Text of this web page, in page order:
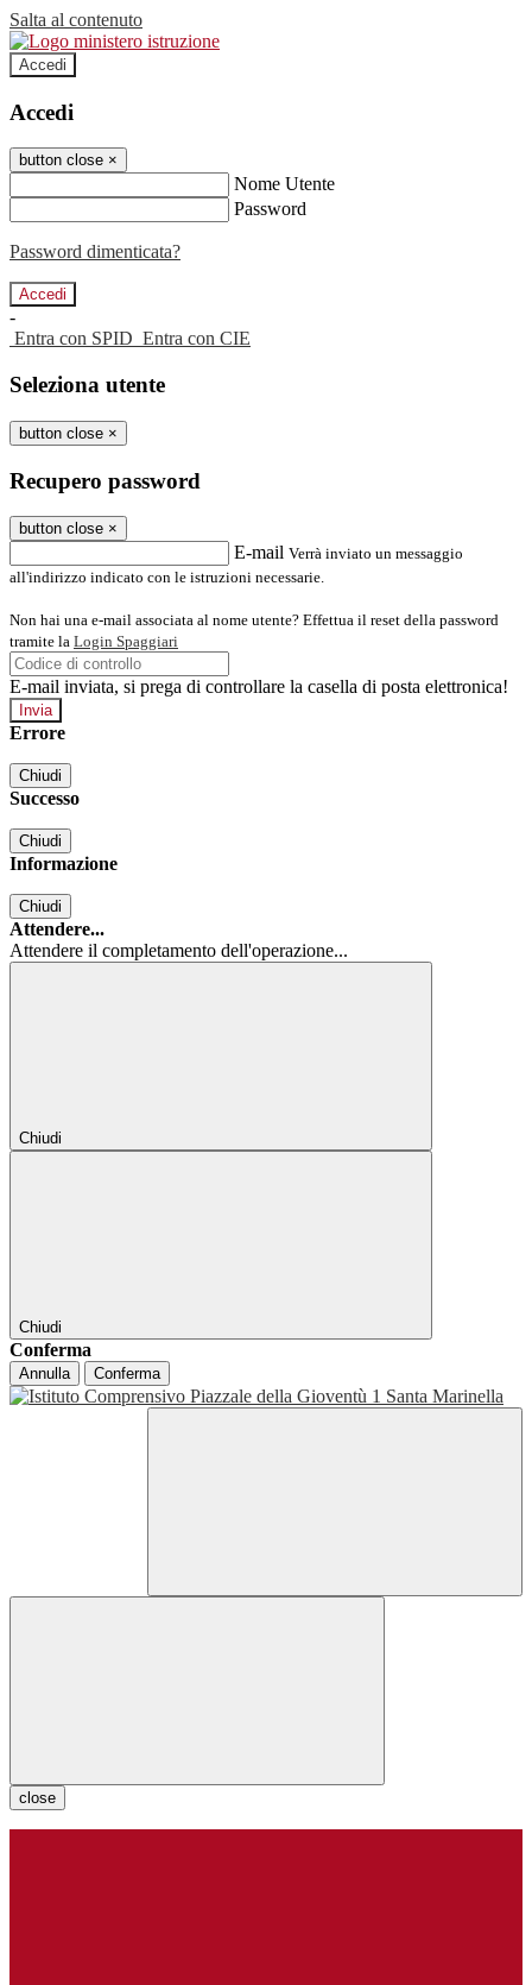
Salta al contenuto
Accedi
Accedi
button close ×
Nome Utente
Password
Password dimenticata?
-
Entra con SPID Entra con CIE
Seleziona utente
button close ×
Recupero password
button close ×
E-mail Verrà inviato un messaggio
all'indirizzo indicato con le istruzioni necessarie.
Non hai una e-mail associata al nome utente? Effettua il reset della password
tramite la Login Spaggiari
E-mail inviata, si prega di controllare la casella di posta elettronica!
Errore
Chiudi
Successo
Chiudi
Informazione
Chiudi
Attendere...
Attendere il completamento dell'operazione...
Chiudi
Chiudi
Conferma
Annulla Conferma
close